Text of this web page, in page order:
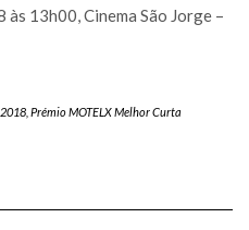
às 13h00, Cinema São Jorge –
, Prémio MOTELX Melhor Curta